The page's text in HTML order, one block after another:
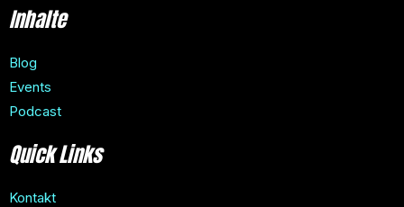
Inhalte
Blog
Events
Podcast
Quick Links
Kontakt